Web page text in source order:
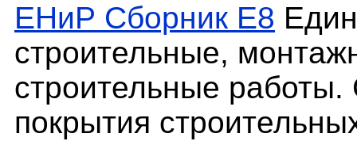
ЕНиР Сборник Е8
строительные,
строительные
покрытия